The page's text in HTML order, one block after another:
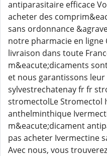
antiparasitaire efficace
acheter des
sans ordonnance
notre pharmacie en ligne
livraison dans toute
m&eacute;dicaments
et nous garantissons
sylvestrechatenay fr fr
stromectolLe Stromectol
anthelminthique
m&eacute;dicament
pas acheter Ivermectine
Avec nous, vous